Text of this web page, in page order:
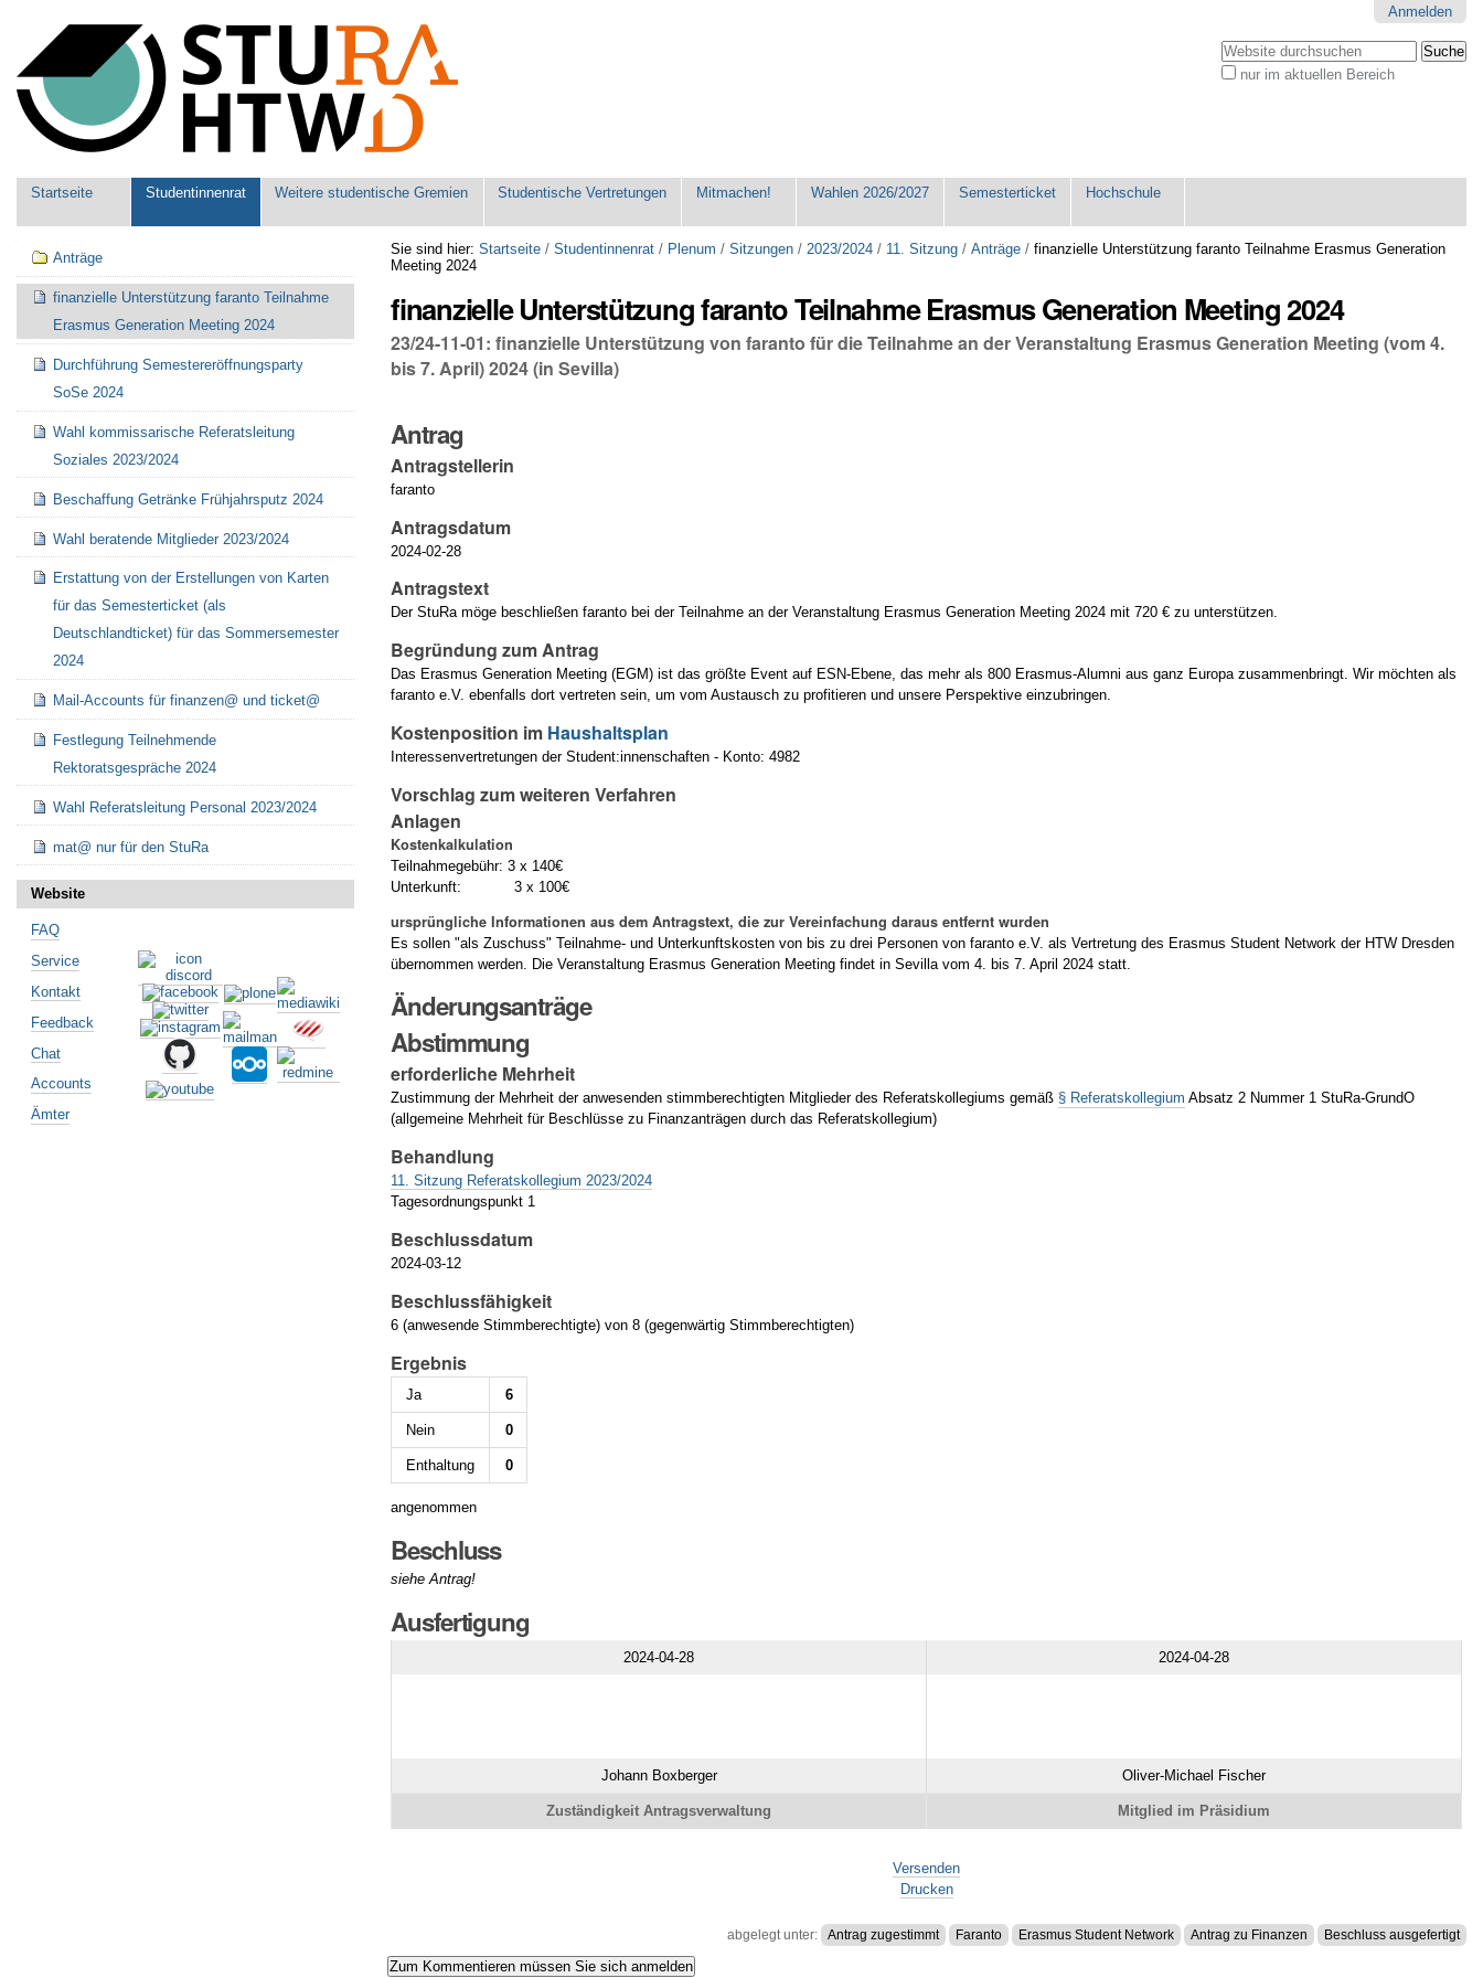
Werkzeuge
Anmelden
Website durchsuchen
nur im aktuellen Bereich
Sektionen
Startseite Studentinnenrat Weitere studentische Gremien Studentische Vertretungen Mitmachen! Wahlen 2026/2027 Semesterticket Hochschule
Sie sind hier: Startseite /Studentinnenrat / Plenum /Sitzungen /2023/2024 / 11. Sitzung /Anträge /finanzielle Unterstützung faranto Teilnahme Erasmus Generation
Meeting 2024
finanzielle Unterstützung faranto Teilnahme Erasmus Generation Meeting 2024
23/24-11-01: finanzielle Unterstützung von faranto für die Teilnahme an der Veranstaltung Erasmus Generation Meeting (vom 4.
bis 7. April) 2024 (in Sevilla)
Antrag
Antragstellerin
faranto
Antragsdatum
2024-02-28
Antragstext
Der StuRa möge beschließen faranto bei der Teilnahme an der Veranstaltung Erasmus Generation Meeting 2024 mit 720 € zu unterstützen.
Begründung zum Antrag
Das Erasmus Generation Meeting (EGM) ist das größte Event auf ESN-Ebene, das mehr als 800 Erasmus-Alumni aus ganz Europa zusammenbringt. Wir möchten als
faranto e.V. ebenfalls dort vertreten sein, um vom Austausch zu profitieren und unsere Perspektive einzubringen.
Kostenposition im Haushaltsplan
Interessenvertretungen der Student:innenschaften - Konto: 4982
Vorschlag zum weiteren Verfahren
Anlagen
Kostenkalkulation
Teilnahmegebühr: 3 x 140€
Unterkunft: 3 x 100€
ursprüngliche Informationen aus dem Antragstext, die zur Vereinfachung daraus entfernt wurden
Es sollen "als Zuschuss" Teilnahme- und Unterkunftskosten von bis zu drei Personen von faranto e.V. als Vertretung des Erasmus Student Network der HTW Dresden
übernommen werden. Die Veranstaltung Erasmus Generation Meeting findet in Sevilla vom 4. bis 7. April 2024 statt.
Änderungsanträge
Abstimmung
erforderliche Mehrheit
Zustimmung der Mehrheit der anwesenden stimmberechtigten Mitglieder des Referatskollegiums gemäß § Referatskollegium Absatz 2 Nummer 1 StuRa-GrundO
(allgemeine Mehrheit für Beschlüsse zu Finanzanträgen durch das Referatskollegium)
Behandlung
11. Sitzung Referatskollegium 2023/2024
Tagesordnungspunkt 1
Beschlussdatum
2024-03-12
Beschlussfähigkeit
6 (anwesende Stimmberechtigte) von 8 (gegenwärtig Stimmberechtigten)
Ergebnis
Ja 6
Nein 0
Enthaltung 0
angenommen
Beschluss
siehe Antrag!
Ausfertigung
2024-04-28 2024-04-28
Johann Boxberger Oliver-Michael Fischer
Zuständigkeit Antragsverwaltung Mitglied im Präsidium
Versenden
Drucken
abgelegt unter: Antrag zugestimmt Faranto Erasmus Student Network Antrag zu Finanzen Beschluss ausgefertigt
Navigation
Anträge
finanzielle Unterstützung faranto Teilnahme
Erasmus Generation Meeting 2024
Durchführung Semestereröffnungsparty
SoSe 2024
Wahl kommissarische Referatsleitung
Soziales 2023/2024
Beschaffung Getränke Frühjahrsputz 2024
Wahl beratende Mitglieder 2023/2024
Erstattung von der Erstellungen von Karten
für das Semesterticket (als
Deutschlandticket) für das Sommersemester
2024
Mail-Accounts für finanzen@ und ticket@
Festlegung Teilnehmende
Rektoratsgespräche 2024
Wahl Referatsleitung Personal 2023/2024
mat@ nur für den StuRa
Website
FAQ
Service
Kontakt
Feedback
Chat
Accounts
Ämter